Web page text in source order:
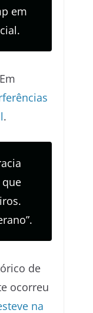
em
.
de
ocorreu
na